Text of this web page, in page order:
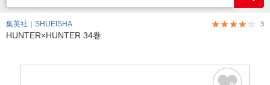
集英社｜SHUEISHA 3
HUNTER×HUNTER 34巻